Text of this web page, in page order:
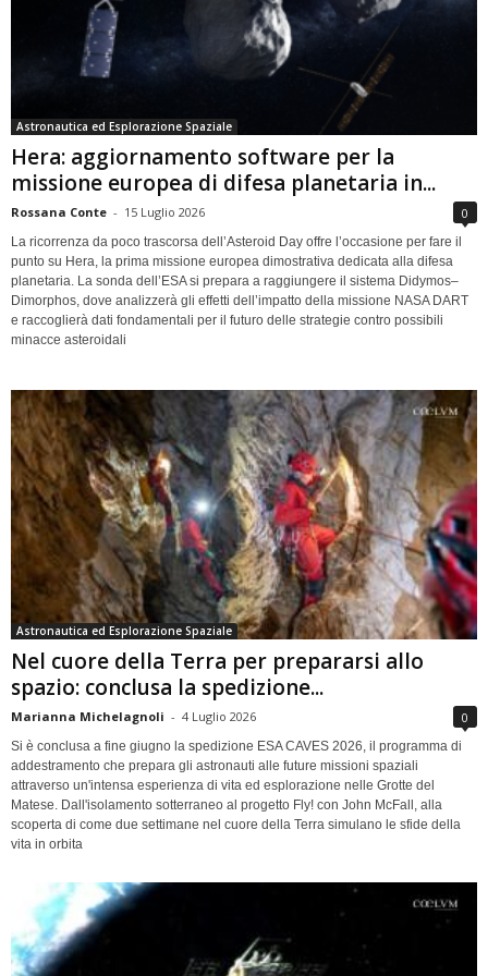
Astronautica ed Esplorazione Spaziale
Hera: aggiornamento software per la
missione europea di difesa planetaria in...
Rossana Conte - 15 Luglio 2026 0
La ricorrenza da poco trascorsa dell’Asteroid Day offre l’occasione per fare il
punto su Hera, la prima missione europea dimostrativa dedicata alla difesa
planetaria. La sonda dell’ESA si prepara a raggiungere il sistema Didymos–
Dimorphos, dove analizzerà gli effetti dell’impatto della missione NASA DART
e raccoglierà dati fondamentali per il futuro delle strategie contro possibili
minacce asteroidali
Astronautica ed Esplorazione Spaziale
Nel cuore della Terra per prepararsi allo
spazio: conclusa la spedizione...
Marianna Michelagnoli - 4 Luglio 2026 0
Si è conclusa a fine giugno la spedizione ESA CAVES 2026, il programma di
addestramento che prepara gli astronauti alle future missioni spaziali
attraverso un'intensa esperienza di vita ed esplorazione nelle Grotte del
Matese. Dall'isolamento sotterraneo al progetto Fly! con John McFall, alla
scoperta di come due settimane nel cuore della Terra simulano le sfide della
vita in orbita